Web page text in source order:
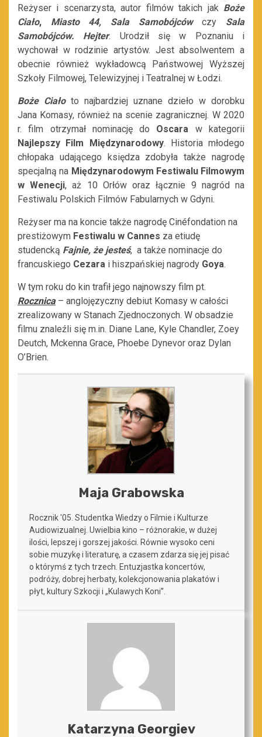
Reżyser i scenarzysta, autor filmów takich jak Boże
Ciało, Miasto 44, Sala Samobójcówczy Sala
Samobójców. Hejter. Urodził się w Poznaniu i
wychował w rodzinie artystów. Jest absolwentem a
obecnie również wykładowcą Państwowej Wyższej
Szkoły Filmowej, Telewizyjnej i Teatralnej w Łodzi.
Boże Ciało to najbardziej uznane dzieło w dorobku
Jana Komasy, również na scenie zagranicznej. W 2020
r. film otrzymał nominację do Oscara w kategorii
Najlepszy Film Międzynarodowy. Historia młodego
chłopaka udającego księdza zdobyła także nagrodę
specjalną na Międzynarodowym Festiwalu Filmowym
w Wenecji, aż 10 Orłów oraz łącznie 9 nagród na
Festiwalu Polskich Filmów Fabularnych w Gdyni.
Reżyser ma na koncie także nagrodę Cinéfondation na
prestiżowym Festiwalu w Cannes za etiudę
studencką Fajnie, że jesteś, a także nominacje do
francuskiego Cezara i hiszpańskiej nagrody Goya.
W tym roku do kin trafił jego najnowszy film pt.
Rocznica – anglojęzyczny debiut Komasy w całości
zrealizowany w Stanach Zjednoczonych. W obsadzie
filmu znaleźli się m.in. Diane Lane, Kyle Chandler, Zoey
Deutch, Mckenna Grace, Phoebe Dynevor oraz Dylan
O’Brien.
Maja Grabowska
Rocznik '05. Studentka Wiedzy o Filmie i Kulturze
Audiowizualnej. Uwielbia kino – różnorakie, w dużej
ilości, lepszej i gorszej jakości. Równie wysoko ceni
sobie muzykę i literaturę, a czasem zdarza się jej pisać
o którymś z tych trzech. Entuzjastka koncertów,
podróży, dobrej herbaty, kolekcjonowania plakatów i
płyt, kultury Szkocji i „Kulawych Koni”.
Katarzyna Georgiev